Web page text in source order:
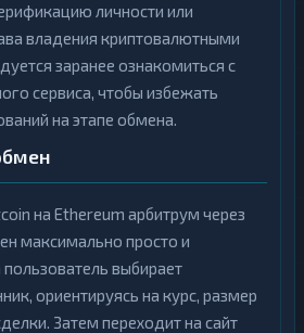
личности или
владения криптовалютными
заранее ознакомиться с
сервиса, чтобы избежать
на этапе обмена.
на Ethereum арбитрум через
максимально просто и
выбирает
ориентируясь на курс, размер
Затем переходит на сайт